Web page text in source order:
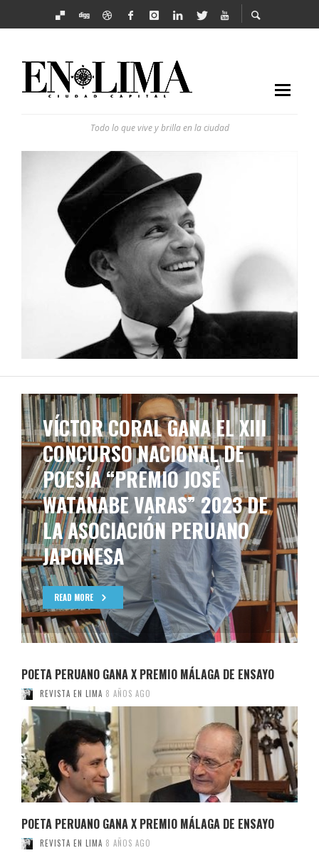
Todo lo que vive y brilla en la ciudad
VÍCTOR CORAL GANA EL XIII
CONCURSO NACIONAL DE
POESÍA “PREMIO JOSÉ
WATANABE VARAS” 2023 DE
LA ASOCIACIÓN PERUANO
JAPONESA
READ MORE
POETA PERUANO GANA X PREMIO MÁLAGA DE ENSAYO
REVISTA EN LIMA 8 AÑOS AGO
POETA PERUANO GANA X PREMIO MÁLAGA DE ENSAYO
REVISTA EN LIMA 8 AÑOS AGO